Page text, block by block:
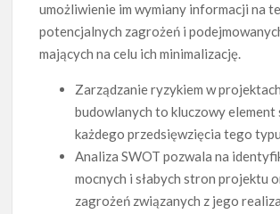
umożliwienie im wymiany informacji na
potencjalnych zagrożeń i
mających na celu ich minimalizację.
Zarządzanie ryzykiem w projektach
budowlanych to kluczowy element
każdego przedsięwzięcia tego
Analiza SWOT pozwala na
mocnych i słabych stron projektu
zagrożeń związanych z jego